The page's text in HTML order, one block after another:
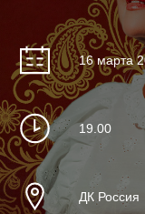
16 марта
19.00
ДК Россия